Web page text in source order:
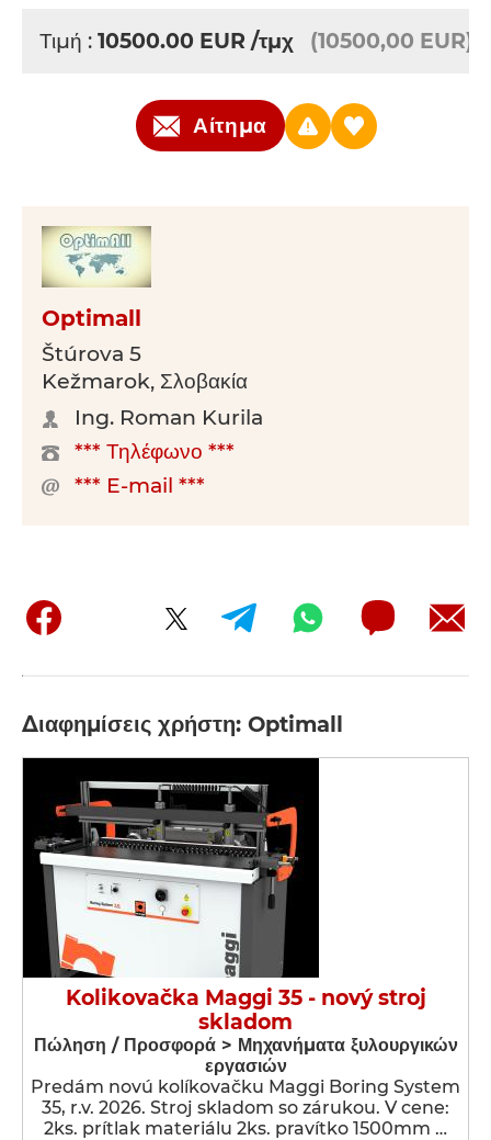
Τιμή : 10500.00 EUR /τμχ (10500,00 EUR)
Αίτημα
Optimall
Štúrova 5
Kežmarok, Σλοβακία
Ing. Roman Kurila
*** Τηλέφωνο ***
*** E-mail ***
Διαφημίσεις χρήστη: Optimall
Kolikovačka Maggi 35 - nový stroj
skladom
Πώληση / Προσφορά > Μηχανήματα ξυλουργικών
εργασιών
Predám novú kolíkovačku Maggi Boring System
35, r.v. 2026. Stroj skladom so zárukou. V cene:
2ks. prítlak materiálu 2ks. pravítko 1500mm …